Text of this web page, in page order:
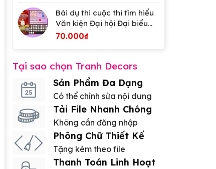
Bài dự thi cuộc thi tìm hiểu
Văn kiện Đại hội Đại biểu
lần thứ XIV của Đảng
70.000₫
Tại sao chọn Tranh Decors
Sản Phẩm Đa Dạng
Có thể chỉnh sửa nội dung
Tải File Nhanh Chóng
Không cần đăng nhập
Phông Chữ Thiết Kế
Tặng kèm theo file
Thanh Toán Linh Hoạt